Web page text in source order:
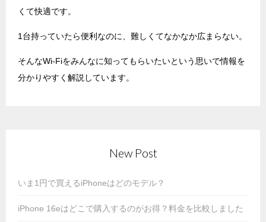
くて快適です。
1台持っていたら便利なのに、難しくてなかなか広まらない。
そんなWi-Fiをみんなに知ってもらいたいという思いで情報を
分かりやすく解説しています。
New Post
いま1円で買えるiPhoneはどのモデル？
iPhone 16eはどこで購入するのがお得？料金を比較しました